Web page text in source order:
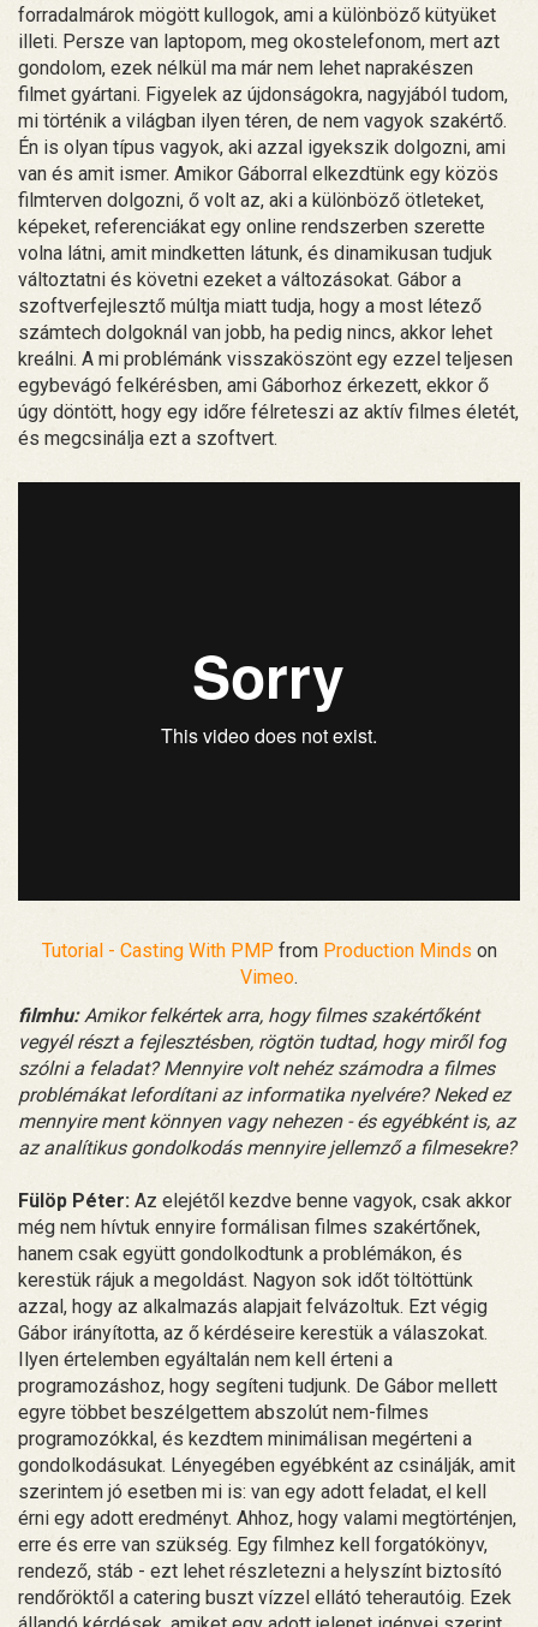
forradalmárok mögött kullogok, ami a különböző kütyüket
illeti. Persze van laptopom, meg okostelefonom, mert azt
gondolom, ezek nélkül ma már nem lehet naprakészen
filmet gyártani. Figyelek az újdonságokra, nagyjából tudom,
mi történik a világban ilyen téren, de nem vagyok szakértő.
Én is olyan típus vagyok, aki azzal igyekszik dolgozni, ami
van és amit ismer. Amikor Gáborral elkezdtünk egy közös
filmterven dolgozni, ő volt az, aki a különböző ötleteket,
képeket, referenciákat egy online rendszerben szerette
volna látni, amit mindketten látunk, és dinamikusan tudjuk
változtatni és követni ezeket a változásokat. Gábor a
szoftverfejlesztő múltja miatt tudja, hogy a most létező
számtech dolgoknál van jobb, ha pedig nincs, akkor lehet
kreálni. A mi problémánk visszaköszönt egy ezzel teljesen
egybevágó felkérésben, ami Gáborhoz érkezett, ekkor ő
úgy döntött, hogy egy időre félreteszi az aktív filmes életét,
és megcsinálja ezt a szoftvert.
Tutorial - Casting With PMPfrom Production Minds on
Vimeo.
filmhu:Amikor felkértek arra, hogy filmes szakértőként
vegyél részt a fejlesztésben, rögtön tudtad, hogy miről fog
szólni a feladat? Mennyire volt nehéz számodra a filmes
problémákat lefordítani az informatika nyelvére? Neked ez
mennyire ment könnyen vagy nehezen - és egyébként is, az
az analítikus gondolkodás mennyire jellemző a filmesekre?
Fülöp Péter: Az elejétől kezdve benne vagyok, csak akkor
még nem hívtuk ennyire formálisan filmes szakértőnek,
hanem csak együtt gondolkodtunk a problémákon, és
kerestük rájuk a megoldást. Nagyon sok időt töltöttünk
azzal, hogy az alkalmazás alapjait felvázoltuk. Ezt végig
Gábor irányította, az ő kérdéseire kerestük a válaszokat.
Ilyen értelemben egyáltalán nem kell érteni a
programozáshoz, hogy segíteni tudjunk. De Gábor mellett
egyre többet beszélgettem abszolút nem-filmes
programozókkal, és kezdtem minimálisan megérteni a
gondolkodásukat. Lényegében egyébként az csinálják, amit
szerintem jó esetben mi is: van egy adott feladat, el kell
érni egy adott eredményt. Ahhoz, hogy valami megtörténjen,
erre és erre van szükség. Egy filmhez kell forgatókönyv,
rendező, stáb - ezt lehet részletezni a helyszínt biztosító
rendőröktől a catering buszt vízzel ellátó teherautóig. Ezek